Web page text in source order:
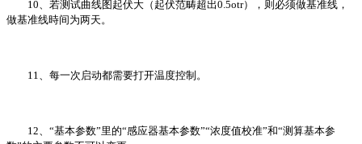
10、若测试曲线图起伏大（起伏范畴超出0.5otr），则必须做基准线，
做基准线時间为两天。
11、每一次启动都需要打开温度控制。
12、“基本参数”里的“感应器基本参数”“浓度值校准”和“测算基本参